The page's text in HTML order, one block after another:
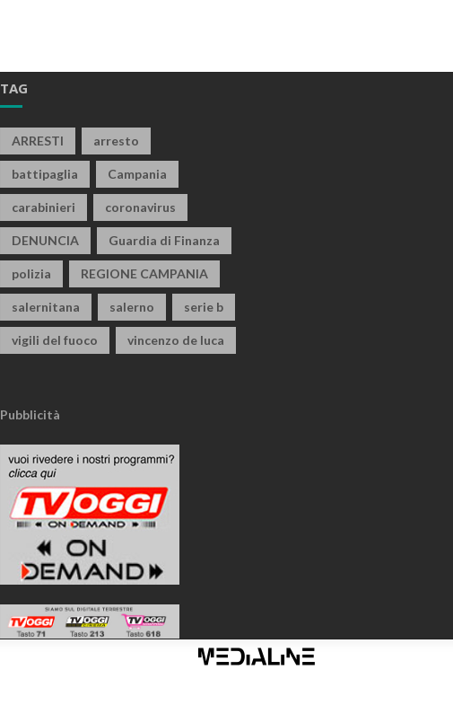
TAG
ARRESTI arresto
battipaglia Campania
carabinieri coronavirus
DENUNCIA Guardia di Finanza
polizia REGIONE CAMPANIA
salernitana salerno serie b
vigili del fuoco vincenzo de luca
Pubblicità